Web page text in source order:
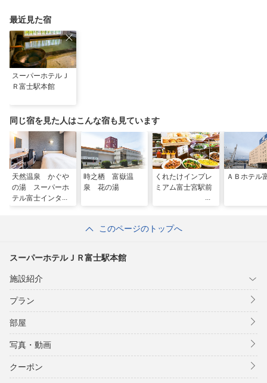
最近見た宿
スーパーホテルＪ
Ｒ富士駅本館
同じ宿を見た人はこんな宿も見ています
天然温泉 かぐや
の湯 スーパーホ
テル富士インター
時之栖 富嶽温
泉 花の湯
くれたけインプレ
ミアム富士宮駅前
ＡＢホテル
このページのトップへ
スーパーホテルＪＲ富士駅本館
施設紹介
プラン
部屋
写真・動画
クーポン